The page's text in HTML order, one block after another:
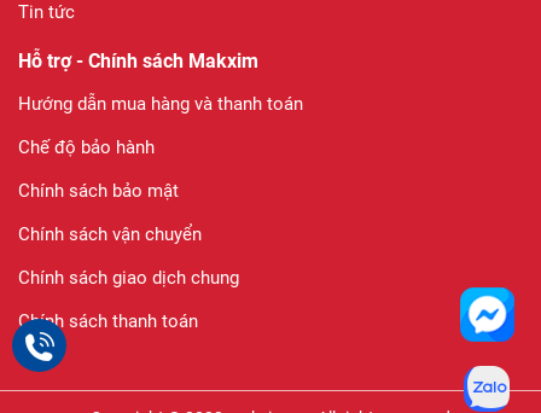
Tin tức
Hỗ trợ - Chính sách Makxim
Hướng dẫn mua hàng và thanh toán
Chế độ bảo hành
Chính sách bảo mật
Chính sách vận chuyển
Chính sách giao dịch chung
Chính sách thanh toán